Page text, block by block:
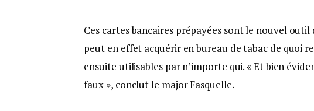
Ces cartes bancaires prépayées sont le nouvel outil
peut en effet acquérir en bureau de tabac de quoi
ensuite utilisables par n’importe qui. « Et bien
faux », conclut le major Fasquelle.